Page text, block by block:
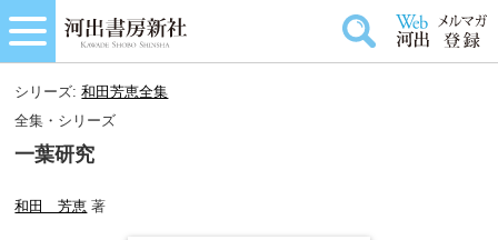
シリーズ:和田芳恵全集
全集・シリーズ
一葉研究
和田 芳恵 著